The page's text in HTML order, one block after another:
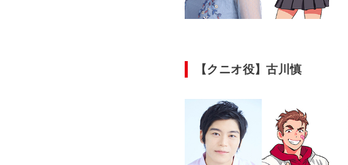
【クニオ役】古川慎